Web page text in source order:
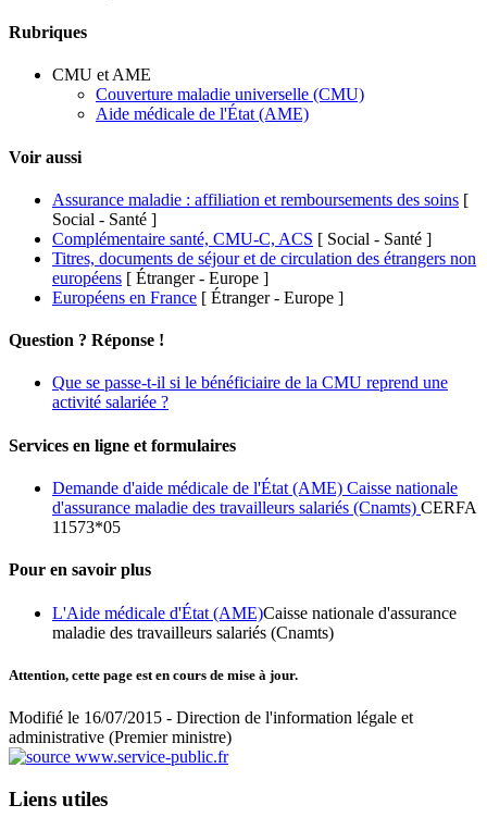
Rubriques
CMU et AME
Couverture maladie universelle (CMU)
Aide médicale de l'État (AME)
Voir aussi
Assurance maladie : affiliation et remboursements des soins [
Social - Santé ]
Complémentaire santé, CMU-C, ACS [ Social - Santé ]
Titres, documents de séjour et de circulation des étrangers non
européens [ Étranger - Europe ]
Européens en France [ Étranger - Europe ]
Question ? Réponse !
Que se passe-t-il si le bénéficiaire de la CMU reprend une
activité salariée ?
Services en ligne et formulaires
Demande d'aide médicale de l'État (AME) Caisse nationale
d'assurance maladie des travailleurs salariés (Cnamts) CERFA
11573*05
Pour en savoir plus
L'Aide médicale d'État (AME)Caisse nationale d'assurance
maladie des travailleurs salariés (Cnamts)
Attention, cette page est en cours de mise à jour.
Modifié le 16/07/2015 - Direction de l'information légale et
administrative (Premier ministre)
Liens utiles